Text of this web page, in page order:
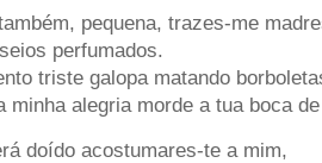
pequena, trazes-me
perfumados.
triste galopa matando
minha alegria morde a tua boca
doído acostumares-te a mim,